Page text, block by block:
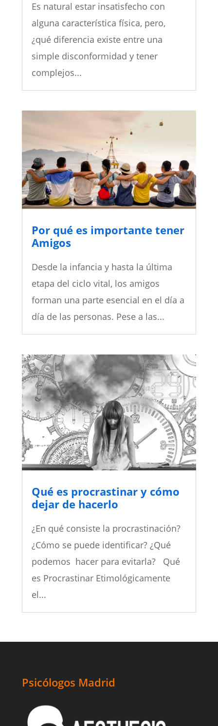
Es natural estar insatisfecho con
alguna característica física, pero,
¿qué diferencia existe entre una
simple disconformidad y tener
complejos...
Por qué es importante tener
Amigos
Desde la infancia y hasta la última
etapa del ciclo vital, los amigos
forman una parte esencial en el día a
día de las personas. Pese a las...
Qué es procrastinar y cómo
dejar de hacerlo
¿En qué consiste la procrastinación?
¿Cómo se puede identificar? ¿Qué
podemos hacer para evitarla? Qué
es Procrastinar Etimológicamente
el...
Psicólogos Madrid